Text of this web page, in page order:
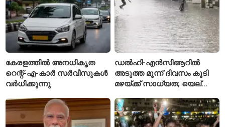
കേരളത്തിൽ അനധികൃത
റെന്റ്-എ-കാർ സർവീസുകൾ
വർധിക്കുന്നു
ഡൽഹി-എൻസിആറിൽ
അടുത്ത മൂന്ന് ദിവസം കൂടി
മഴയ്ക്ക് സാധ്യത; യെല്ലോ
ഐഎംഡി